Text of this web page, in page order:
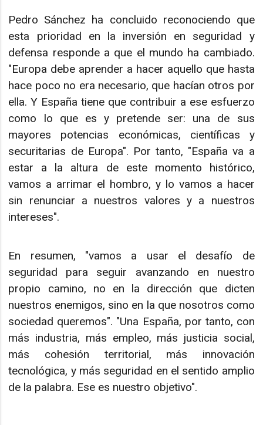
Pedro Sánchez ha concluido reconociendo que
esta prioridad en la inversión en seguridad y
defensa responde a que el mundo ha cambiado.
"Europa debe aprender a hacer aquello que hasta
hace poco no era necesario, que hacían otros por
ella. Y España tiene que contribuir a ese esfuerzo
como lo que es y pretende ser: una de sus
mayores potencias económicas, científicas y
securitarias de Europa". Por tanto, "España va a
estar a la altura de este momento histórico,
vamos a arrimar el hombro, y lo vamos a hacer
sin renunciar a nuestros valores y a nuestros
intereses".
En resumen, "vamos a usar el desafío de
seguridad para seguir avanzando en nuestro
propio camino, no en la dirección que dicten
nuestros enemigos, sino en la que nosotros como
sociedad queremos". "Una España, por tanto, con
más industria, más empleo, más justicia social,
más cohesión territorial, más innovación
tecnológica, y más seguridad en el sentido amplio
de la palabra. Ese es nuestro objetivo".